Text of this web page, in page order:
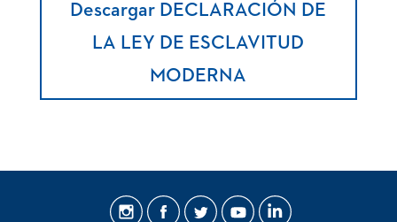
Descargar DECLARACIÓN DE
LA LEY DE ESCLAVITUD
MODERNA